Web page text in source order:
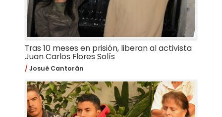
Tras 10 meses en prisión, liberan al activista
Juan Carlos Flores Solís
Josué Cantorán